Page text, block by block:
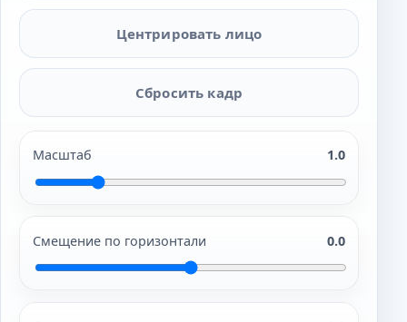
Центрировать лицо
Сбросить кадр
Масштаб 1.0
Смещение по горизонтали 0.0